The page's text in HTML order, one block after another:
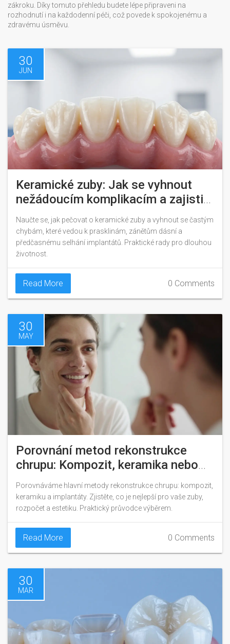
zákroku. Díky tomuto přehledu budete lépe připraveni na
rozhodnutí i na každodenní péči, což povede k spokojenému a
zdravému úsměvu.
30
JUN
Keramické zuby: Jak se vyhnout
nežádoucím komplikacím a zajistit
dlouhou životnost
Naučte se, jak pečovat o keramické zuby a vyhnout se častým
chybám, které vedou k prasklinám, zánětům dásní a
předčasnému selhání implantátů. Praktické rady pro dlouhou
životnost.
Read More 0 Comments
30
MAY
Porovnání metod rekonstrukce
chrupu: Kompozit, keramika nebo
implantáty?
Porovnáváme hlavní metody rekonstrukce chrupu: kompozit,
keramiku a implantáty. Zjistěte, co je nejlepší pro vaše zuby,
rozpočet a estetiku. Praktický průvodce výběrem.
Read More 0 Comments
30
MAR